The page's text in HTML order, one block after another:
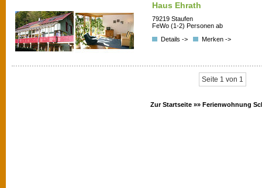
Haus Ehrath
79219 Staufen
FeWo (1-2) Personen ab
Details ->
Merken ->
Seite 1 von 1
Zur Startseite »» Ferienwohnung